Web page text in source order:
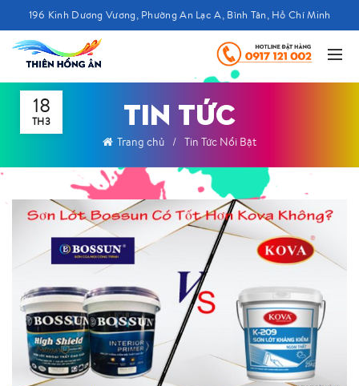
196 Kinh Dương Vương, Phường An Lạc A, Bình Tân, Hồ Chí Minh
TIN TỨC
Trang chủ Tin Tức Nổi Bật
18
TH3